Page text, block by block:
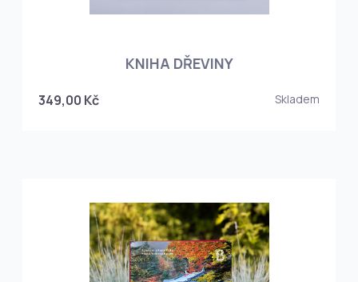
KNIHA DŘEVINY
349,00 Kč Skladem